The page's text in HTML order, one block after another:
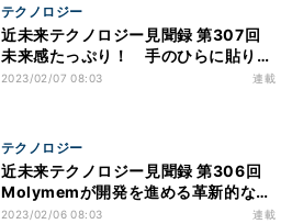
テクノロジー
近未来テクノロジー見聞録 第307回
未来感たっぷり！ 手のひらに貼り付
ける皮膚のようなVR触覚デバイスと
2023/02/07 08:03 連載
テクノロジー
近未来テクノロジー見聞録 第306回
Molymemが開発を進める革新的な水
のろ過ソリューションとは？
2023/02/06 08:03 連載